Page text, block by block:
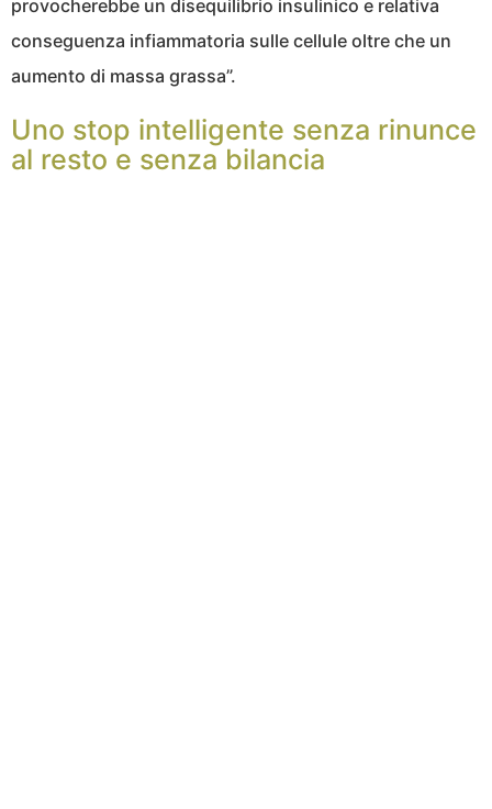
provocherebbe un disequilibrio insulinico e relativa
conseguenza infiammatoria sulle cellule oltre che un
aumento di massa grassa”.
Uno stop intelligente senza rinunce
al resto e senza bilancia